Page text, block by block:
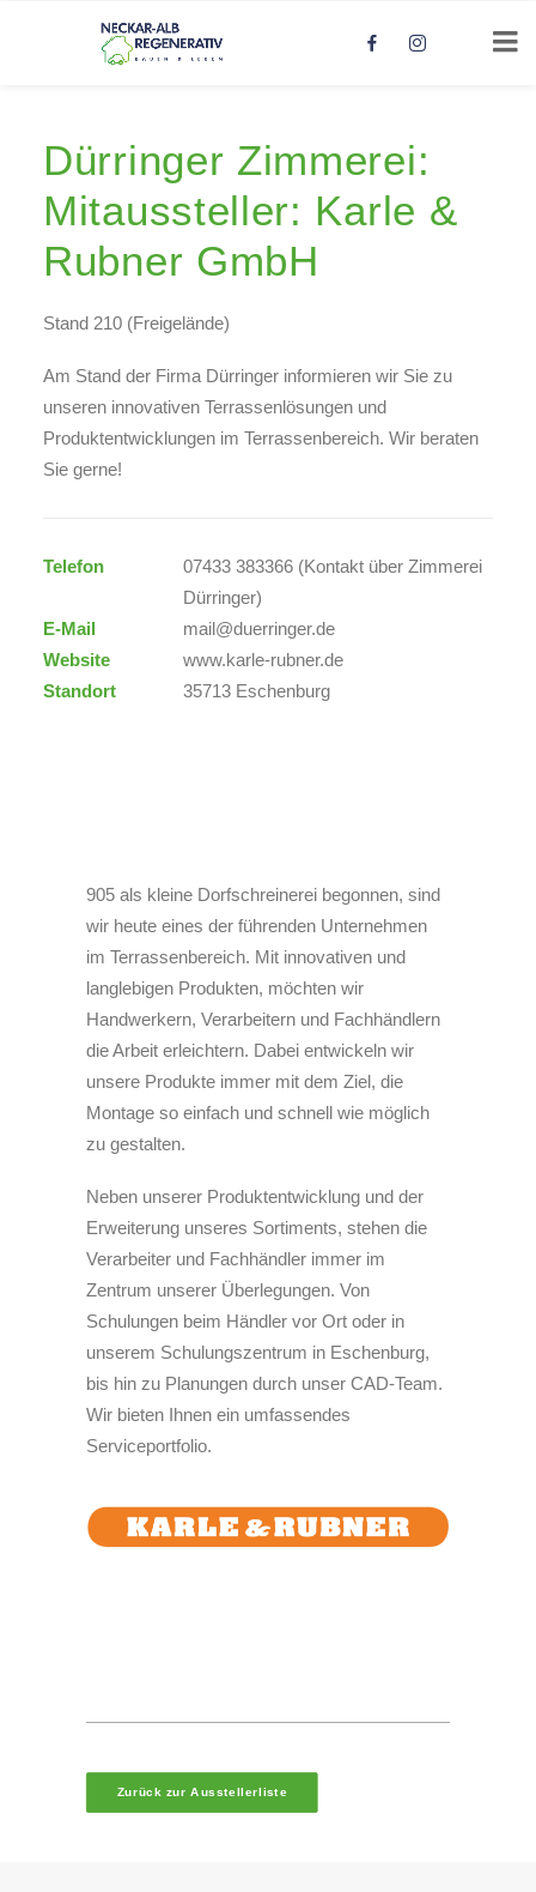
Dürringer Zimmerei:
Mitaussteller: Karle &
Rubner GmbH
Stand 210 (Freigelände)
Am Stand der Firma Dürringer informieren wir Sie zu
unseren innovativen Terrassenlösungen und
Produktentwicklungen im Terrassenbereich. Wir beraten
Sie gerne!
Telefon
07433 383366 (Kontakt über Zimmerei
Dürringer)
E-Mail
mail@duerringer.de
Website
www.karle-rubner.de
Standort
35713 Eschenburg
905 als kleine Dorfschreinerei begonnen, sind
wir heute eines der führenden Unternehmen
im Terrassenbereich. Mit innovativen und
langlebigen Produkten, möchten wir
Handwerkern, Verarbeitern und Fachhändlern
die Arbeit erleichtern. Dabei entwickeln wir
unsere Produkte immer mit dem Ziel, die
Montage so einfach und schnell wie möglich
zu gestalten.
Neben unserer Produktentwicklung und der
Erweiterung unseres Sortiments, stehen die
Verarbeiter und Fachhändler immer im
Zentrum unserer Überlegungen. Von
Schulungen beim Händler vor Ort oder in
unserem Schulungszentrum in Eschenburg,
bis hin zu Planungen durch unser CAD-Team.
Wir bieten Ihnen ein umfassendes
Serviceportfolio.
Zurück zur Ausstellerliste